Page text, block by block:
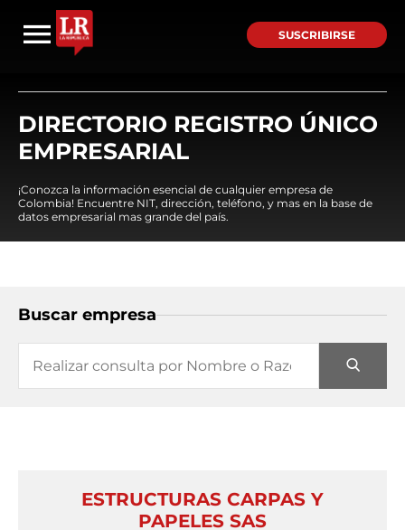
SUSCRIBIRSE
DIRECTORIO REGISTRO ÚNICO
EMPRESARIAL
¡Conozca la información esencial de cualquier empresa de
Colombia! Encuentre NIT, dirección, teléfono, y mas en la base de
datos empresarial mas grande del país.
Buscar empresa
ESTRUCTURAS CARPAS Y
PAPELES SAS